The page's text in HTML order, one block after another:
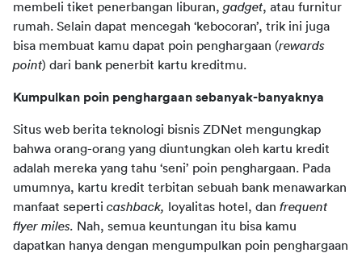
membeli tiket penerbangan liburan, gadget, atau furnitur
rumah. Selain dapat mencegah ‘kebocoran’, trik ini juga
bisa membuat kamu dapat poin penghargaan (rewards
point) dari bank penerbit kartu kreditmu.
Kumpulkan poin penghargaan sebanyak-banyaknya
Situs web berita teknologi bisnis ZDNet mengungkap
bahwa orang-orang yang diuntungkan oleh kartu kredit
adalah mereka yang tahu ‘seni’ poin penghargaan. Pada
umumnya, kartu kredit terbitan sebuah bank menawarkan
manfaat seperti cashback, loyalitas hotel, dan frequent
flyer miles. Nah, semua keuntungan itu bisa kamu
dapatkan hanya dengan mengumpulkan poin penghargaan